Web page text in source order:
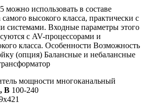
можно использовать в составе
высокого класса, практически с
системами. Входные параметры этого
с AV-процессорами и
класса. Особенности Возможность
(опция) Балансные и небалансные
мощности многоканальный
В 100-240